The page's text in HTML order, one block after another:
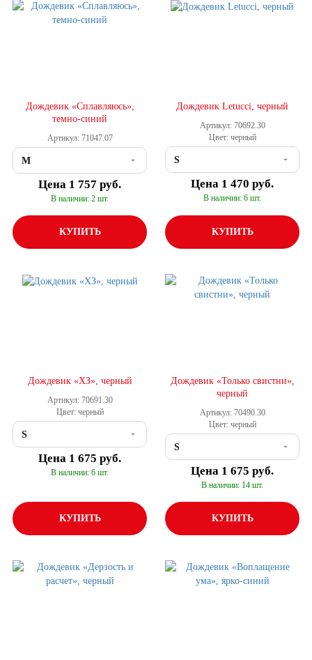
Дождевик «Сплавляюсь»,
темно-синий
Артикул: 71047.07
Цена 1 757 руб.
В наличии: 2 шт.
КУПИТЬ
Дождевик Letucci, черный
Артикул: 70692.30
Цвет: черный
Цена 1 470 руб.
В наличии: 6 шт.
КУПИТЬ
Дождевик «ХЗ», черный
Артикул: 70691.30
Цвет: черный
Цена 1 675 руб.
В наличии: 6 шт.
КУПИТЬ
Дождевик «Только свистни»,
черный
Артикул: 70490.30
Цвет: черный
Цена 1 675 руб.
В наличии: 14 шт.
КУПИТЬ